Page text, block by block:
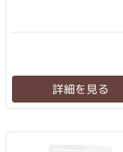
詳細を見る